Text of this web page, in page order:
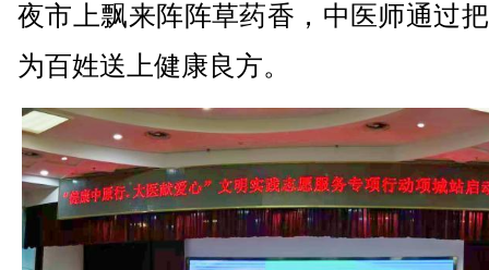
夜市上飘来阵阵草药香，中医师通过
为百姓送上健康良方。